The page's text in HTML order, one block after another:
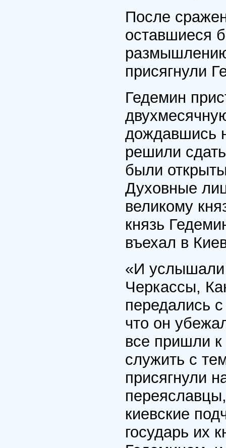
После
оставшиеся
присягнули
Гедемин
дождавшись
решили
были
Духовные
великому
князь
въехал в
«И услышали
Черкассы,
передались
что он
все пришли
служить с
присягнули
киевские
государь их